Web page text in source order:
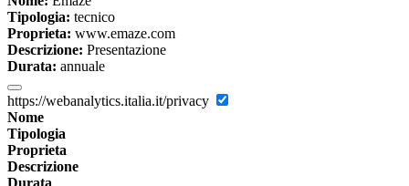
Tipologia: tecnico
Proprieta: www.emaze.com
Descrizione: Presentazione
Durata: annuale
https://webanalytics.italia.it/privacy
Nome
Tipologia
Proprieta
Descrizione